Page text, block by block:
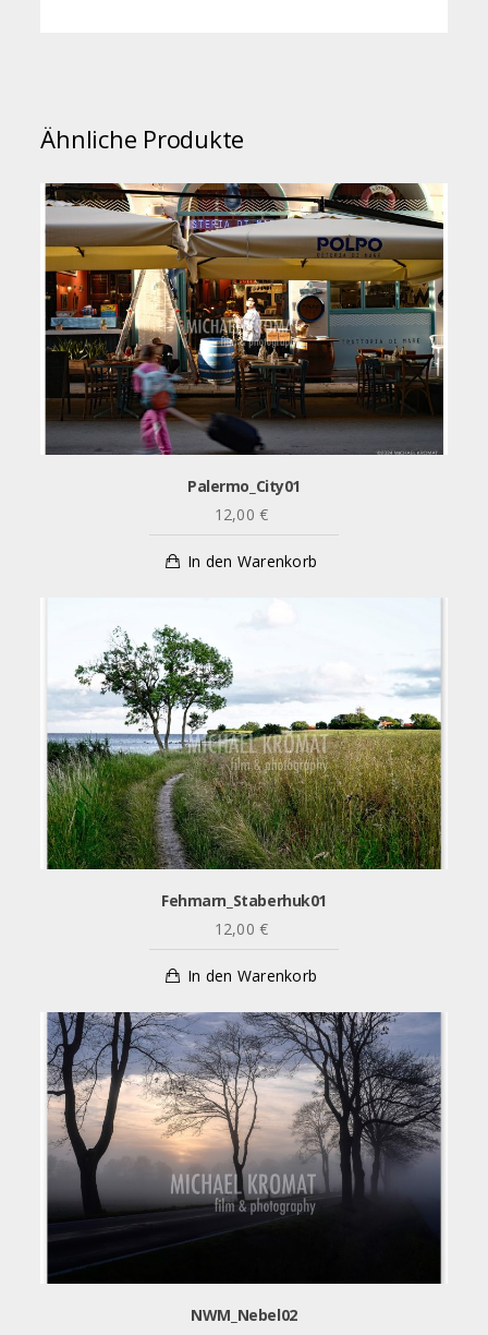
Ähnliche Produkte
Palermo_City01
12,00€
In den Warenkorb
Fehmarn_Staberhuk01
12,00€
In den Warenkorb
NWM_Nebel02